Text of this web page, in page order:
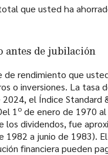
que usted ha
antes de jubilación
de rendimiento que
o inversiones. La tasa
el Índice Standard
1 o de enero de 1970
los dividendos, fue
1982 a junio de 1983).
financiera pueden